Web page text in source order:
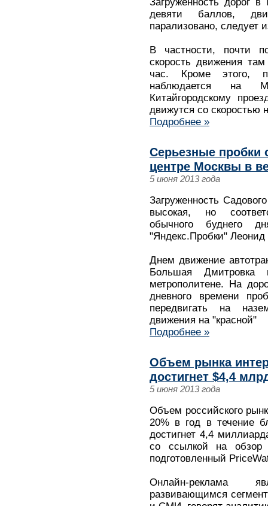
девяти баллов,
парализовано, следует
В частности, почти
скорость движения
час. Кроме этого,
наблюдается на
Китайгородскому
движутся со скоростью
Подробнее »
Серьезные пробки
центре Москвы в
5 июня 2013 года
Загруженность
высокая, но
обычного буднего
"Яндекс.Пробки"
Днем движение
Большая Дмитровка
метрополитене. На
дневного времени
передвигать на
движения на "красной"
Подробнее »
Объем рынка
достигнет $4,4
5 июня 2013 года
Объем российского
20% в год в течение
достигнет 4,4
со ссылкой на
подготовленный
Онлайн-реклама
развивающимся